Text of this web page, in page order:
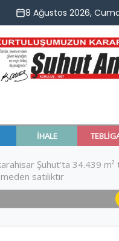
8 Ağustos 2026,